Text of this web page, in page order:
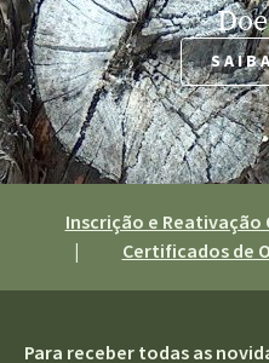
Inscrição e
|
Certificados de
Para receber todas as